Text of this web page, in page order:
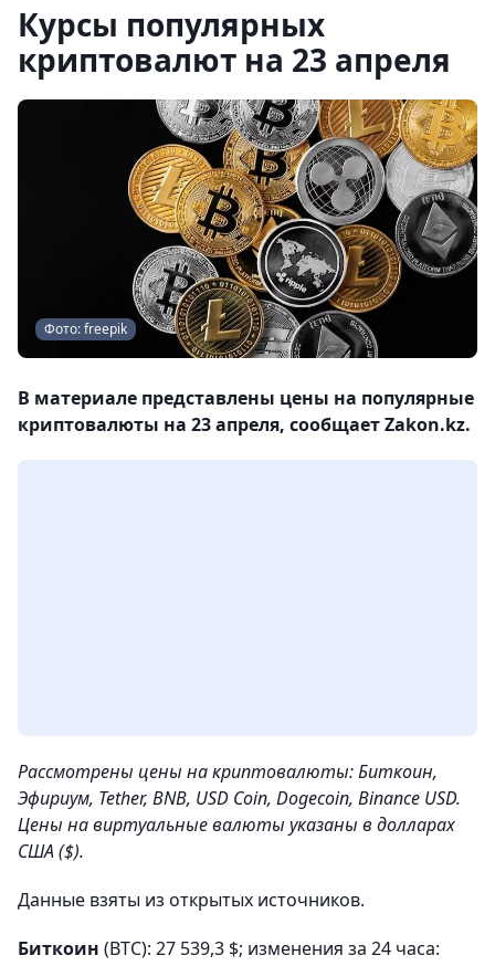
Курсы популярных
криптовалют на 23 апреля
Фото: freepik
В материале представлены цены на популярные
криптовалюты на 23 апреля, сообщает Zakon.kz.
Рассмотрены цены на криптовалюты: Биткоин,
Эфириум, Tether, BNB, USD Coin, Dogecoin, Binance USD.
Цены на виртуальные валюты указаны в долларах
США ($).
Данные взяты из открытых источников.
Биткоин (BTC): 27 539,3 $; изменения за 24 часа: